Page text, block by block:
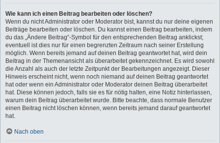
Wie kann ich einen Beitrag bearbeiten oder löschen?
Wenn du nicht Administrator oder Moderator bist, kannst du nur deine eigenen
Beiträge bearbeiten oder löschen. Du kannst einen Beitrag bearbeiten, indem
du das „Ändere Beitrag“-Symbol für den entsprechenden Beitrag anklickst;
eventuell ist dies nur für einen begrenzten Zeitraum nach seiner Erstellung
möglich. Wenn bereits jemand auf deinen Beitrag geantwortet hat, wird dein
Beitrag in der Themenansicht als überarbeitet gekennzeichnet. Es wird sowohl
die Anzahl als auch der letzte Zeitpunkt der Bearbeitungen angezeigt. Dieser
Hinweis erscheint nicht, wenn noch niemand auf deinen Beitrag geantwortet
hat oder wenn ein Administrator oder Moderator deinen Beitrag überarbeitet
hat. Diese können jedoch, falls sie es für nötig halten, eine Notiz hinterlassen,
warum dein Beitrag überarbeitet wurde. Bitte beachte, dass normale Benutzer
einen Beitrag nicht löschen können, wenn bereits jemand darauf geantwortet
hat.
Nach oben